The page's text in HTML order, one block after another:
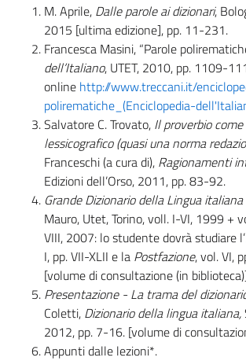
M. Aprile, Dalle parole ai dizionari,
2015 [ultima edizione], pp. 11-231.
Francesca Masini, “Parole
dell’Italiano, UTET, 2010, pp. 1109-
online http://www.treccani.it/
polirematiche_(Enciclopedia-
Salvatore C. Trovato, Il proverbio
lessicografico (quasi una norma
Franceschi (a cura di), Ragionamenti
Edizioni dell’Orso, 2011, pp. 83-92.
Grande Dizionario della Lingua italiana
Mauro, Utet, Torino, voll. I-VI, 1999 +
VIII, 2007: lo studente dovrà studiare l’
I, pp. VII-XLII e la Postfazione, vol. VI,
[volume di consultazione (in
Presentazione - La trama del
Coletti, Dizionariodella lingua italiana,
2012, pp. 7-16. [volume di
Appunti dalle lezioni*.